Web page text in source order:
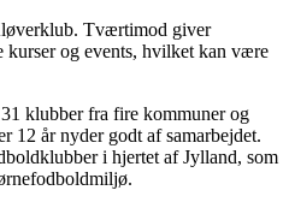
Tværtimod giver
kurser og events, hvilket kan være
klubber fra fire kommuner og
12 år nyder godt af samarbejdet.
i hjertet af Jylland, som